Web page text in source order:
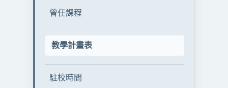
曾任課程
教學計畫表
駐校時間